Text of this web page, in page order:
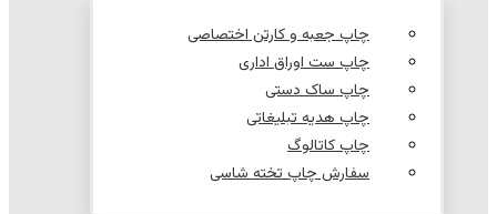
چاپ جعبه و کارتن اختصاصی
چاپ ست اوراق اداری
چاپ ساک دستی
چاپ هدیه تبلیغاتی
چاپ کاتالوگ
سفارش چاپ تخته شاسی